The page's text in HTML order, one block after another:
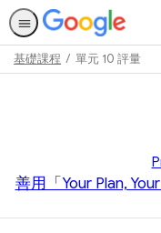
基礎課程 單元 10 評量
善用「Your Plan,